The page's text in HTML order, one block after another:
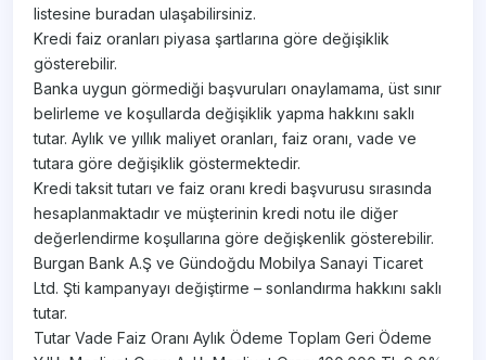
listesine buradan ulaşabilirsiniz.
Kredi faiz oranları piyasa şartlarına göre değişiklik
gösterebilir.
Banka uygun görmediği başvuruları onaylamama, üst sınır
belirleme ve koşullarda değişiklik yapma hakkını saklı
tutar. Aylık ve yıllık maliyet oranları, faiz oranı, vade ve
tutara göre değişiklik göstermektedir.
Kredi taksit tutarı ve faiz oranı kredi başvurusu sırasında
hesaplanmaktadır ve müşterinin kredi notu ile diğer
değerlendirme koşullarına göre değişkenlik gösterebilir.
Burgan Bank A.Ş ve Gündoğdu Mobilya Sanayi Ticaret
Ltd. Şti kampanyayı değiştirme – sonlandırma hakkını saklı
tutar.
Tutar Vade Faiz Oranı Aylık Ödeme Toplam Geri Ödeme